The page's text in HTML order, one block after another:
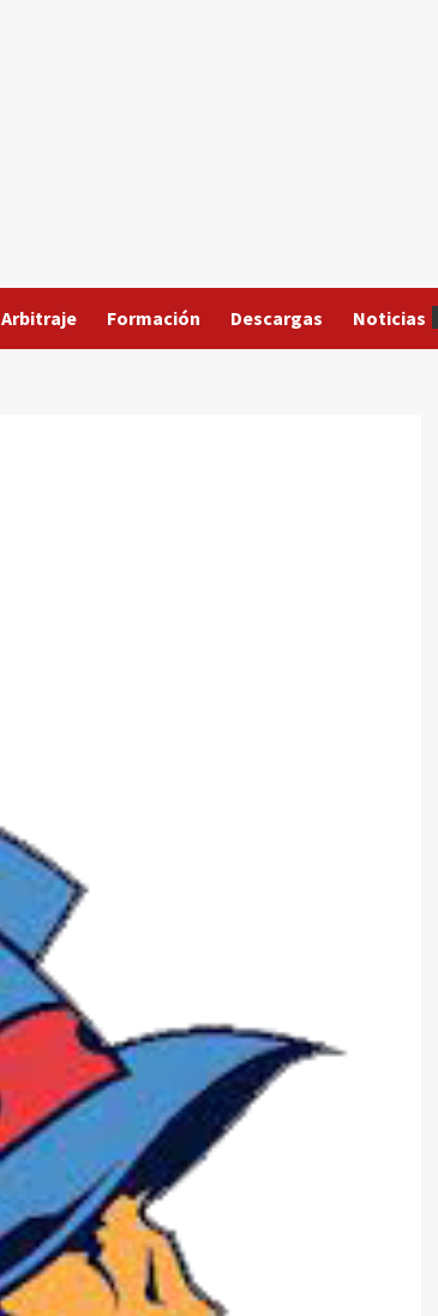
Arbitraje Formación Descargas Noticias